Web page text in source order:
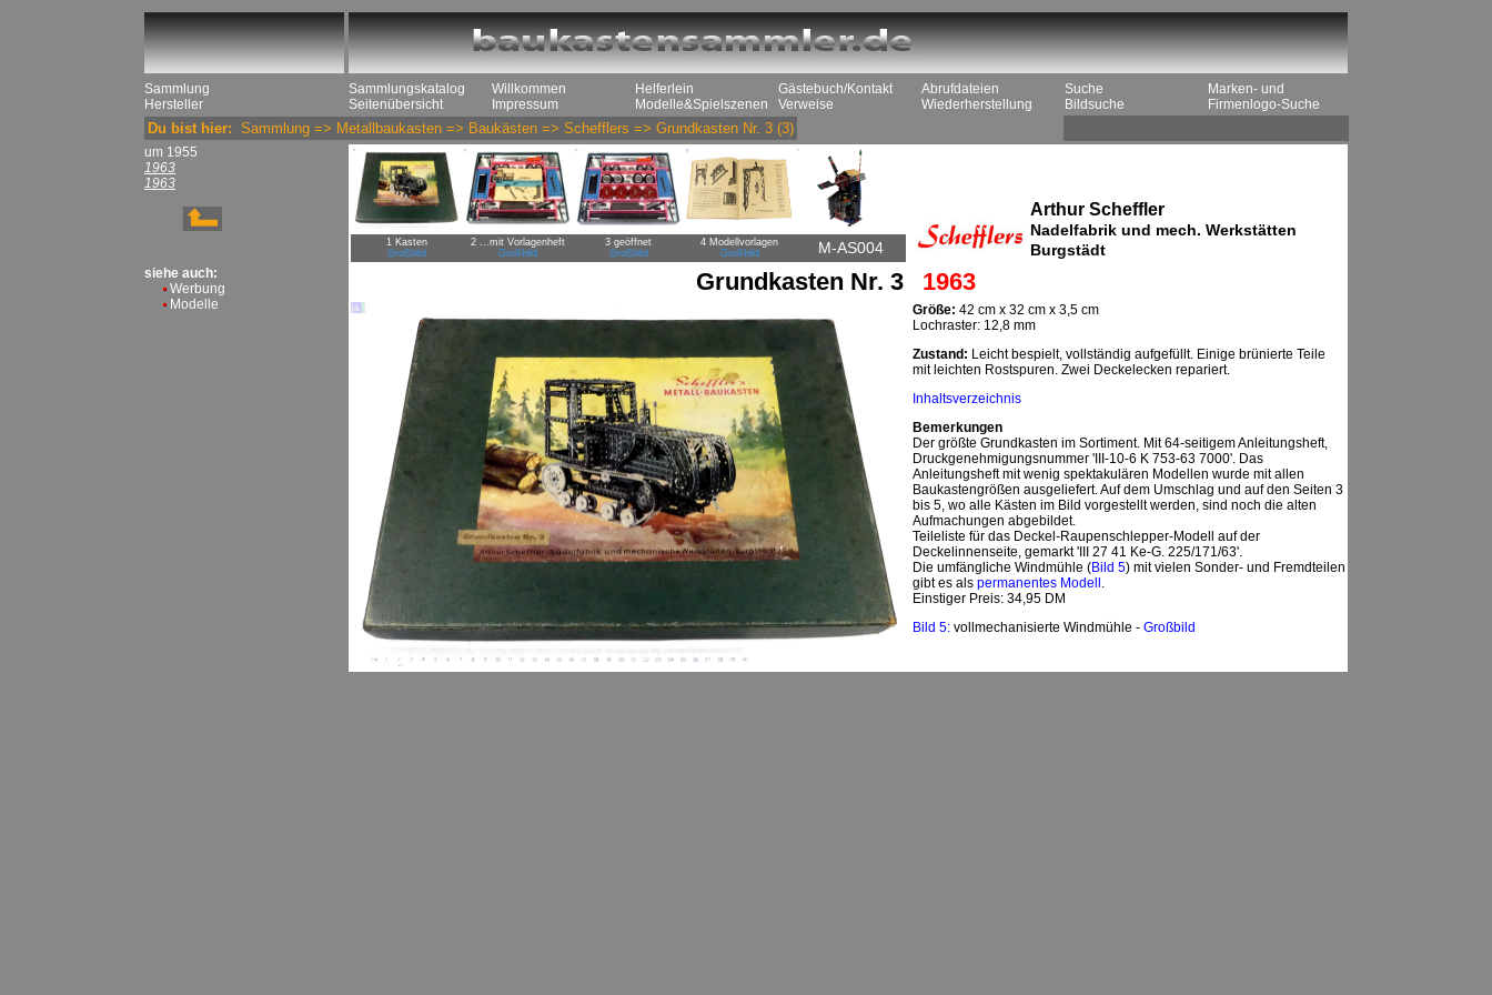
Sammlung
Hersteller
Sammlungskatalog
Seitenübersicht
Willkommen
Impressum
Helferlein
Modelle&Spielszenen
Gästebuch/Kontakt
Verweise
Abrufdateien
Wiederherstellung
Suche
Bildsuche
Marken- und
Firmenlogo-Suche
Du bist hier: Sammlung => Metallbaukasten => Baukästen => Schefflers => Grundkasten Nr. 3 (3)
um 1955
1963
1963
siehe auch:
Werbung
Modelle
1 Kasten
Großbild
2 ...mit Vorlagenheft
Großbild
3 geöffnet
Großbild
4 Modellvorlagen
Großbild
M-AS004
Arthur Scheffler
Nadelfabrik und mech. Werkstätten
Burgstädt
Grundkasten Nr. 3 1963
Größe: 42 cm x 32 cm x 3,5 cm
Lochraster: 12,8 mm
Zustand: Leicht bespielt, vollständig aufgefüllt. Einige brünierte Teile
mit leichten Rostspuren. Zwei Deckelecken repariert.
Inhaltsverzeichnis
Bemerkungen
Der größte Grundkasten im Sortiment. Mit 64-seitigem Anleitungsheft,
Druckgenehmigungsnummer 'III-10-6 K 753-63 7000'. Das
Anleitungsheft mit wenig spektakulären Modellen wurde mit allen
Baukastengrößen ausgeliefert. Auf dem Umschlag und auf den Seiten 3
bis 5, wo alle Kästen im Bild vorgestellt werden, sind noch die alten
Aufmachungen abgebildet.
Teileliste für das Deckel-Raupenschlepper-Modell auf der
Deckelinnenseite, gemarkt 'III 27 41 Ke-G. 225/171/63'.
Die umfängliche Windmühle (Bild 5) mit vielen Sonder- und Fremdteilen
gibt es als permanentes Modell .
Einstiger Preis: 34,95 DM
Bild 5: vollmechanisierte Windmühle - Großbild